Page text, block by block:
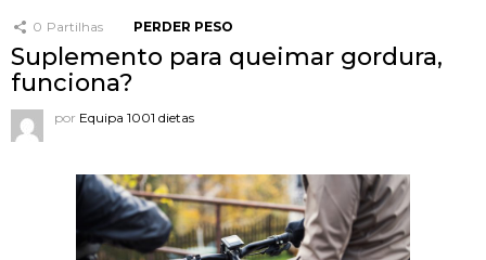
0 Partilhas PERDER PESO
Suplemento para queimar gordura,
funciona?
por Equipa 1001 dietas